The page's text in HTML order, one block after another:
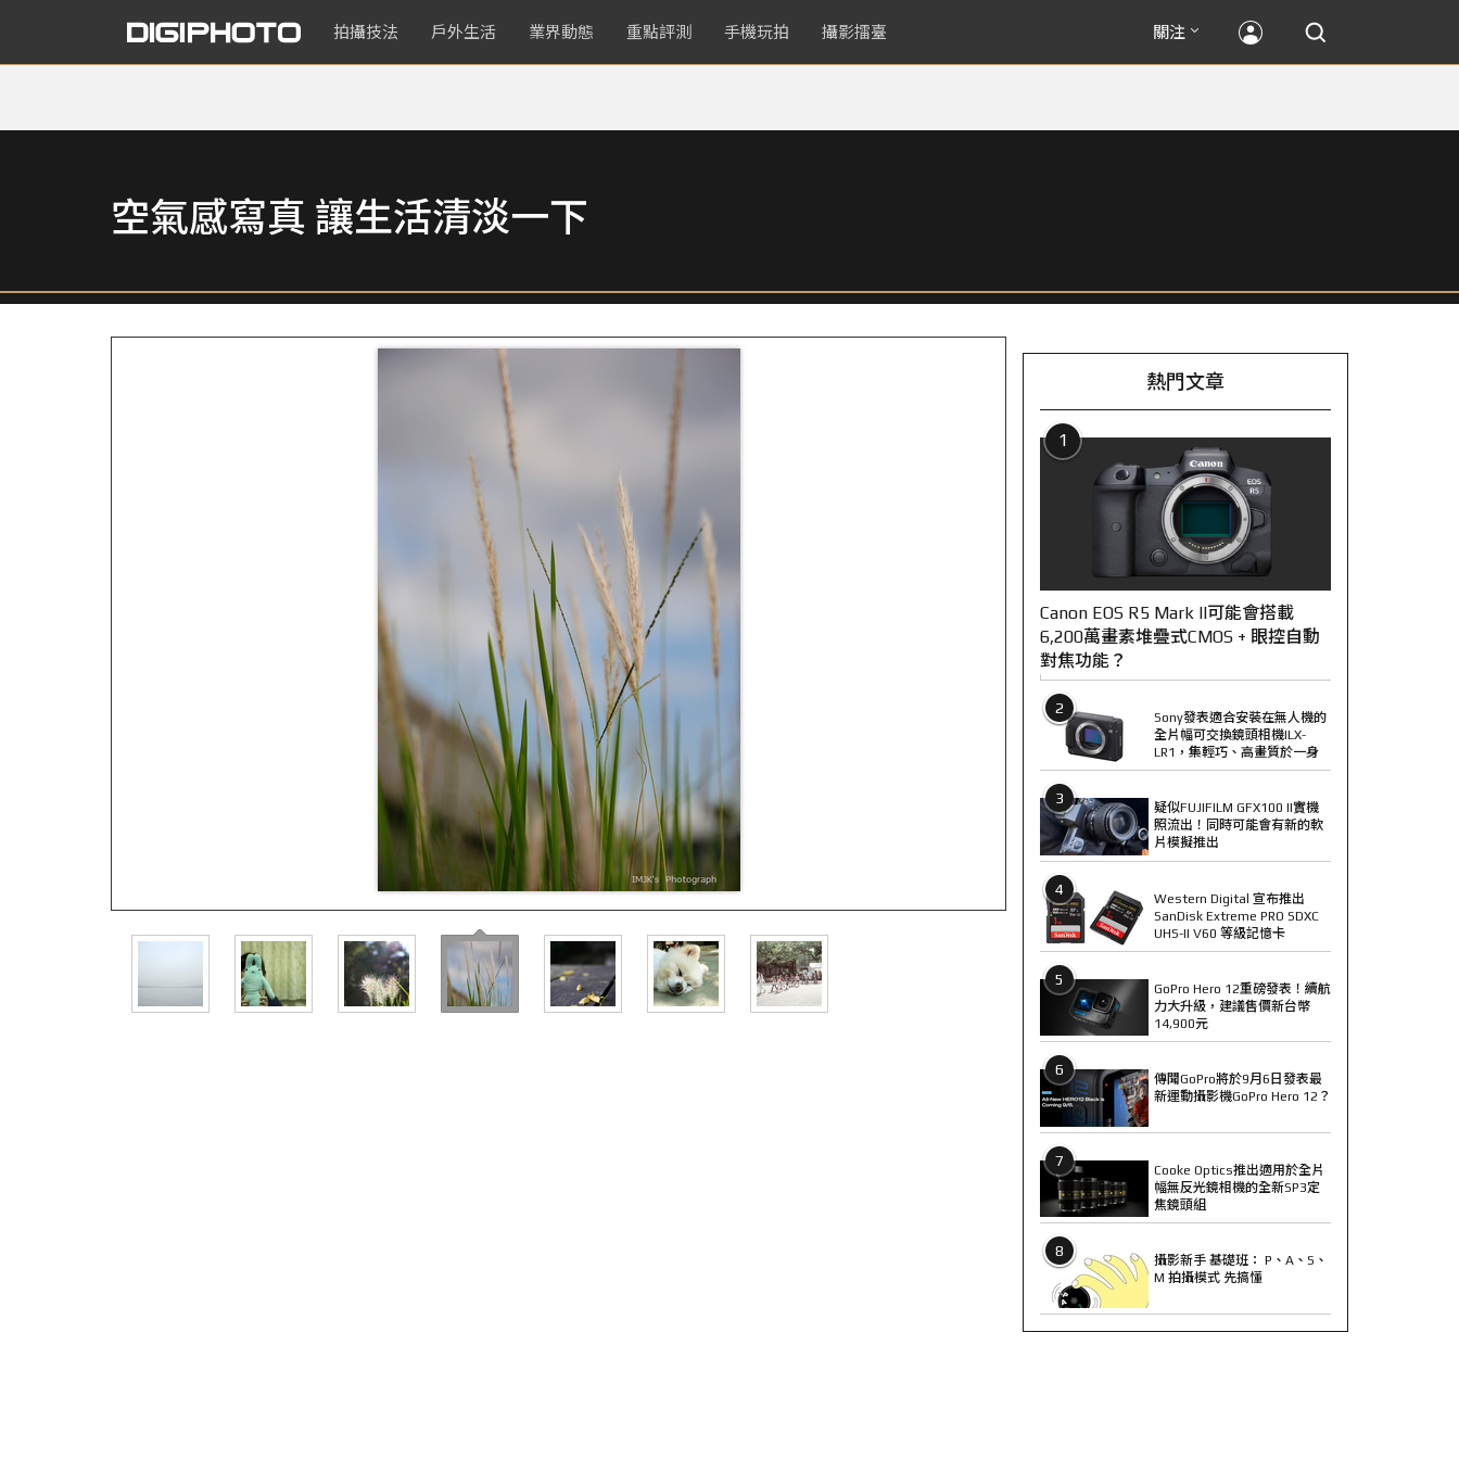
拍攝技法 戶外生活 業界動態 重點評測 手機玩拍 攝影擂臺 關注
空氣感寫真 讓生活清淡一下
熱門文章
1
Canon EOS R5 Mark II可能會搭載
6,200萬畫素堆疊式CMOS + 眼控自動
對焦功能？
2
Sony發表適合安裝在無人機的
全片幅可交換鏡頭相機ILX-
LR1，集輕巧、高畫質於一身
3
疑似FUJIFILM GFX100 II實機
照流出！同時可能會有新的軟
片模擬推出
4
Western Digital 宣布推出
SanDisk Extreme PRO SDXC
UHS-II V60 等級記憶卡
5
GoPro Hero 12重磅發表！續航
力大升級，建議售價新台幣
14,900元
6
傳聞GoPro將於9月6日發表最
新運動攝影機GoPro Hero 12？
7
Cooke Optics推出適用於全片
幅無反光鏡相機的全新SP3定
焦鏡頭組
8
攝影新手 基礎班： P、A、S、
M 拍攝模式 先搞懂